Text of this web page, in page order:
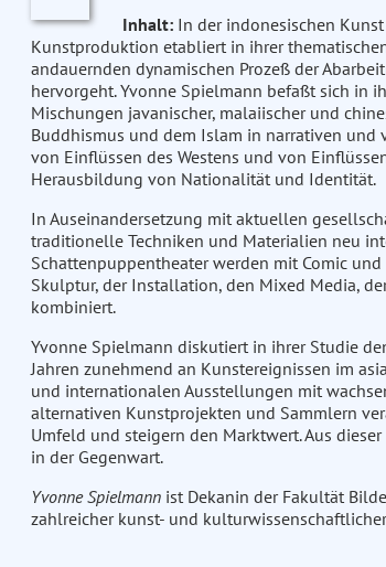
Inhalt:In der indonesischen
Kunstproduktion etabliert in ihrer
andauernden dynamischen Prozeß der
hervorgeht. Yvonne Spielmann befaßt sich in
Mischungen javanischer, malaiischer und
Buddhismus und dem Islam in narrativen
von Einflüssen des Westens und von
Herausbildung von Nationalität und Identität.
In Auseinandersetzung mit aktuellen
traditionelle Techniken und Materialien neu
Schattenpuppentheater werden mit Comic
Skulptur, der Installation, den Mixed Media,
kombiniert.
Yvonne Spielmann diskutiert in ihrer Studie
Jahren zunehmend an Kunstereignissen im
und internationalen Ausstellungen mit
alternativen Kunstprojekten und Sammlern
Umfeld und steigern den Marktwert. Aus
in der Gegenwart.
Yvonne Spielmannist Dekanin der Fakultät
zahlreicher kunst- und